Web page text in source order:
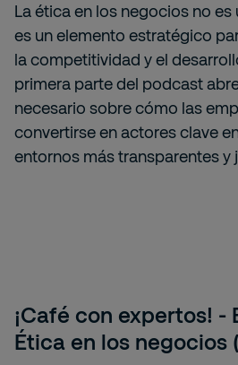
La ética en los negocios no
es un elemento estratégico
la competitividad y el
primera parte del podcast
necesario sobre cómo las
convertirse en actores clave
entornos más transparentes y
¡Café con expertos! -
Ética en los negocios